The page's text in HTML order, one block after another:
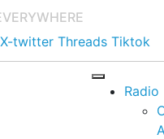
X-twitter Threads Tiktok
Radio